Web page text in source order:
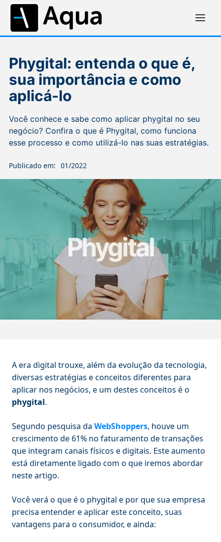
Phygital: entenda o que é,
sua importância e como
aplicá-lo
Você conhece e sabe como aplicar phygital no seu
negócio? Confira o que é Phygital, como funciona
esse processo e como utilizá-lo nas suas estratégias.
Publicado em: 01/2022
A era digital trouxe, além da evolução da tecnologia,
diversas estratégias e conceitos diferentes para
aplicar nos negócios, e um destes conceitos é o
phygital.
Segundo pesquisa da WebShoppers, houve um
crescimento de 61% no faturamento de transações
que integram canais físicos e digitais. Este aumento
está diretamente ligado com o que iremos abordar
neste artigo.
Você verá o que é o phygital e por que sua empresa
precisa entender e aplicar este conceito, suas
vantagens para o consumidor, e ainda: